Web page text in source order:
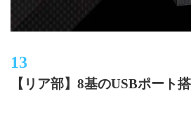
【リア部】8基のUSBポート